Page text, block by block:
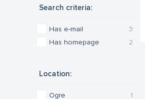
Search criteria:
3
Has e-mail
2
Has homepage
Location:
1
Ogre